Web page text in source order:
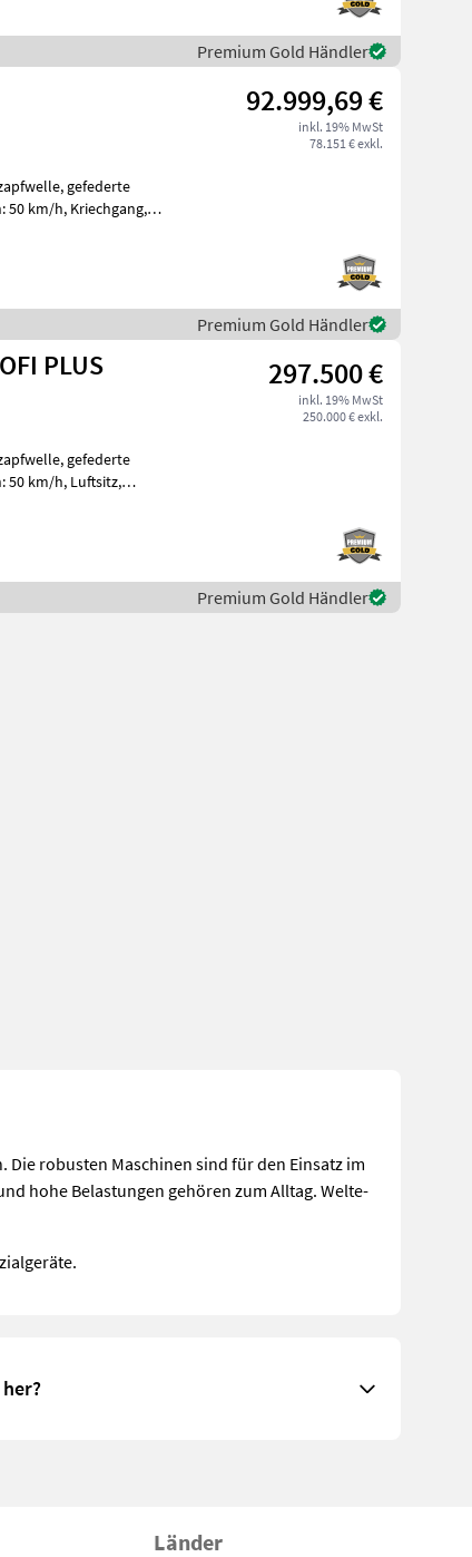
Premium Gold Händler
92.999,69 €
inkl. 19% MwSt
78.151 € exkl.
gefederte
50 km/h, Kriechgang,
Premium Gold Händler
PLUS 297.500 €
inkl. 19% MwSt
250.000 € exkl.
gefederte
50 km/h, Luftsitz,
Premium Gold Händler
robusten Maschinen sind für den Einsatz im
hohe Belastungen gehören zum Alltag. Welte-
Länder